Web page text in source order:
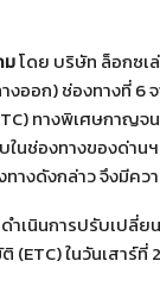
มโดย บริษัท ล็อกซเ
ออก) ช่องทางที่ 6
ทางพิเศษกา
นช่องทางของด่าน
างดังกล่าว จึงมีคว
เนินการปรับเปลี่ย
(ETC) ในวันเสาร์